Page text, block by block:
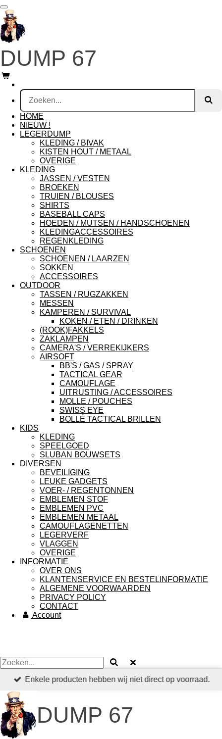
Ga
direct
naar
de
hoofdinhoud
DUMP 67
HOME
NIEUW !
LEGERDUMP
KLEDING / BIVAK
KISTEN HOUT / METAAL
OVERIGE
KLEDING
JASSEN / VESTEN
BROEKEN
TRUIEN / BLOUSES
SHIRTS
BASEBALL CAPS
HOEDEN / MUTSEN / HANDSCHOENEN
KLEDINGACCESSOIRES
REGENKLEDING
SCHOENEN
SCHOENEN / LAARZEN
SOKKEN
ACCESSOIRES
OUTDOOR
TASSEN / RUGZAKKEN
MESSEN
KAMPEREN / SURVIVAL
KOKEN / ETEN / DRINKEN
(ROOK)FAKKELS
ZAKLAMPEN
CAMERA'S / VERREKIJKERS
AIRSOFT
BB'S / GAS / SPRAY
TACTICAL GEAR
CAMOUFLAGE
UITRUSTING / ACCESSOIRES
MOLLE / POUCHES
SWISS EYE
BOLLÉ TACTICAL BRILLEN
KIDS
KLEDING
SPEELGOED
SLUBAN BOUWSETS
DIVERSEN
BEVEILIGING
LEUKE GADGETS
VOER- / REGENTONNEN
EMBLEMEN STOF
EMBLEMEN PVC
EMBLEMEN METAAL
CAMOUFLAGENETTEN
LEGERVERF
VLAGGEN
OVERIGE
INFORMATIE
OVER ONS
KLANTENSERVICE EN BESTELINFORMATIE
ALGEMENE VOORWAARDEN
PRIVACY POLICY
CONTACT
Account
Enkele producten hebben wij niet direct op voorraad.
DUMP 67